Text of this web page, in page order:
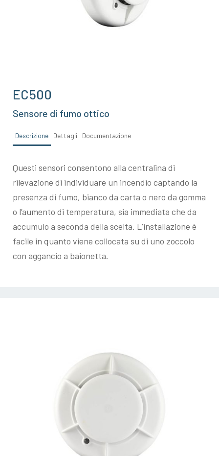
EC500
Sensore di fumo ottico
Descrizione Dettagli Documentazione
Questi sensori consentono alla centralina di
rilevazione di individuare un incendio captando la
presenza di fumo, bianco da carta o nero da gomma
o l’aumento di temperatura, sia immediata che da
accumulo a seconda della scelta. L’installazione è
facile in quanto viene collocata su di uno zoccolo
con aggancio a baionetta.